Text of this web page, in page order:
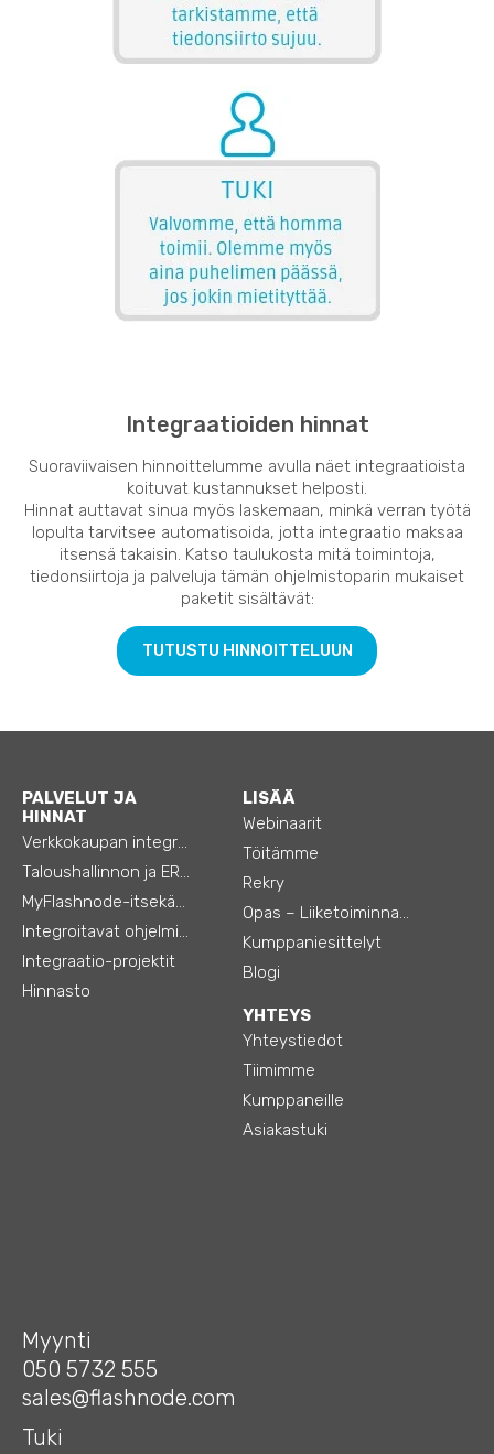
Integraatioiden hinnat
Suoraviivaisen hinnoittelumme avulla näet integraatioista
koituvat kustannukset helposti.
Hinnat auttavat sinua myös laskemaan, minkä verran työtä
lopulta tarvitsee automatisoida, jotta integraatio maksaa
itsensä takaisin. Katso taulukosta mitä toimintoja,
tiedonsiirtoja ja palveluja tämän ohjelmistoparin mukaiset
paketit sisältävät:
TUTUSTU HINNOITTELUUN
PALVELUT JA
HINNAT
Verkkokaupan integraatiot
Taloushallinnon ja ERP:n integraatiot
MyFlashnode-itsekäyttö-automaatio
Integroitavat ohjelmistot
Integraatio-projektit
Hinnasto
LISÄÄ
Webinaarit
Töitämme
Rekry
Opas – Liiketoiminnan tehostamiseen
Kumppaniesittelyt
Blogi
YHTEYS
Yhteystiedot
Tiimimme
Kumppaneille
Asiakastuki
Myynti
050 5732 555
sales@flashnode.com
Tuki